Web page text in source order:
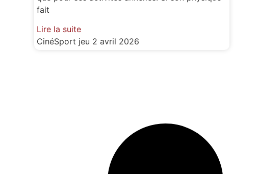
fait
Lire la suite
CinéSport jeu 2 avril 2026